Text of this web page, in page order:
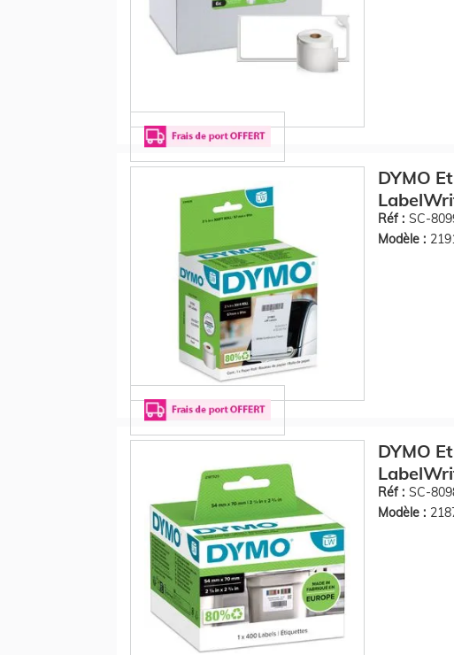
DYMO
Réf : SC-
Modèle :
DYMO
Réf : SC-
Modèle :